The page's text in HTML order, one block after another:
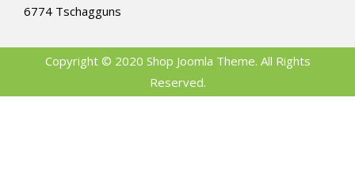
6774 Tschagguns
Copyright © 2020 Shop Joomla Theme. All Rights
Reserved.